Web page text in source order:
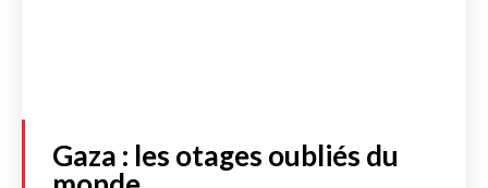
Gaza : les otages oubliés du